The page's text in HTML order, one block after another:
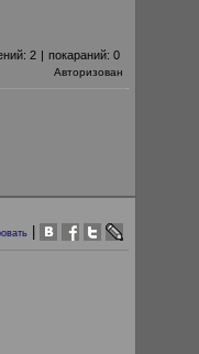
2 | покараний: 0
Авторизован